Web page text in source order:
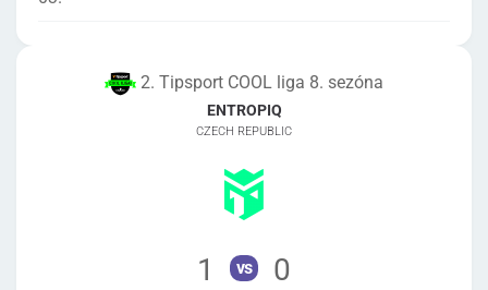
2. Tipsport COOL liga 8. sezóna
ENTROPIQ
CZECH REPUBLIC
1 vs 0